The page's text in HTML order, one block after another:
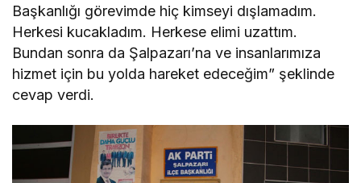
Başkanlığı görevimde hiç kimseyi dışlamadım.
Herkesi kucakladım. Herkese elimi uzattım.
Bundan sonra da Şalpazarı’na ve insanlarımıza
hizmet için bu yolda hareket edeceğim” şeklinde
cevap verdi.